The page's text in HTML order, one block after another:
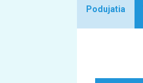
Podujatia